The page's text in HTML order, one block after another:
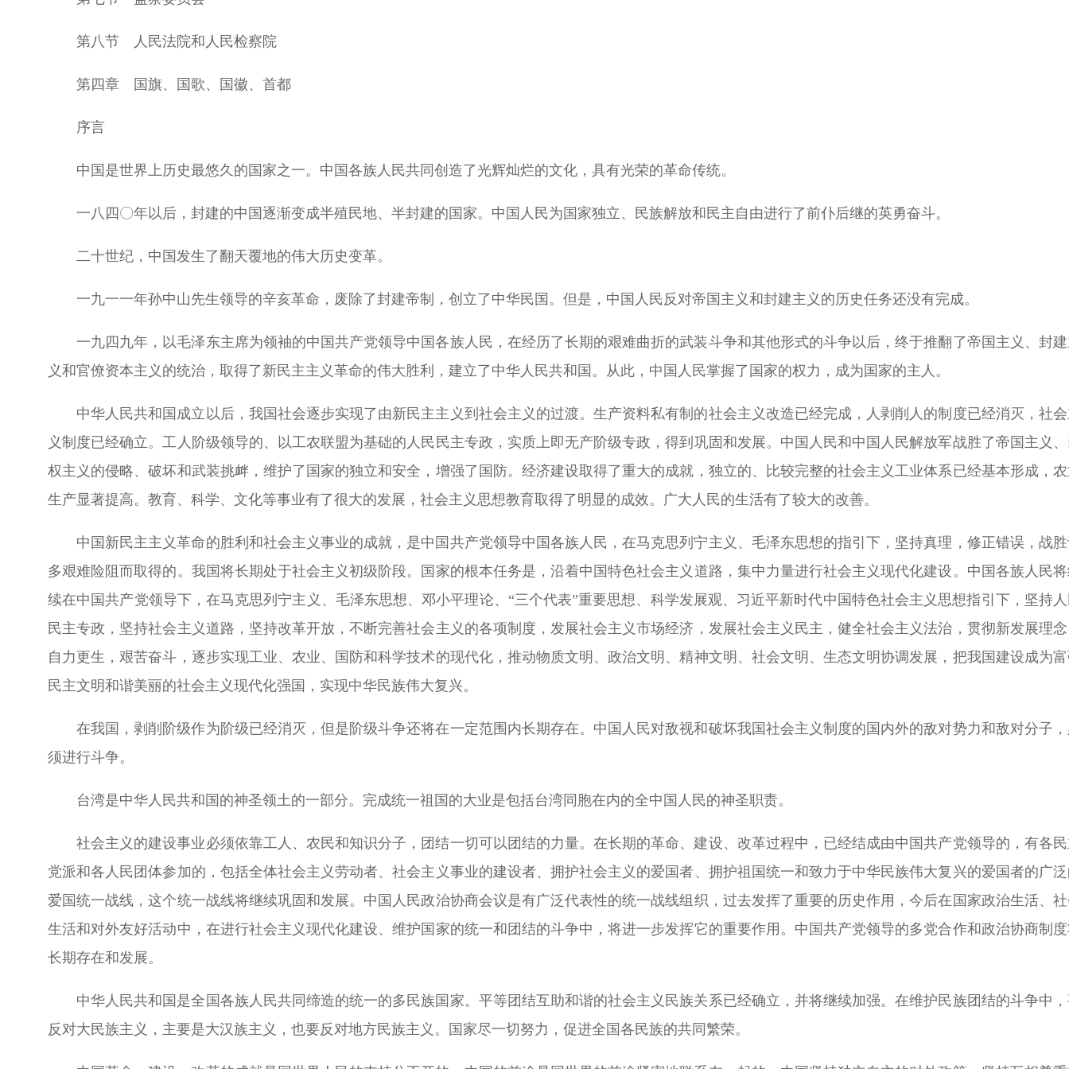
第八节 人民法院和人民检察院
第四章 国旗、国歌、国徽、首都
序言
中国是世界上历史最悠久的国家之一。中国各族人民共同创造了光辉灿烂的文化，具有光荣的革命传统。
一八四〇年以后，封建的中国逐渐变成半殖民地、半封建的国家。中国人民为国家独立、民族解放和民主自由进行了前仆后继的英勇奋斗。
二十世纪，中国发生了翻天覆地的伟大历史变革。
一九一一年孙中山先生领导的辛亥革命，废除了封建帝制，创立了中华民国。但是，中国人民反对帝国主义和封建主义的历史任务还没有完成。
一九四九年，以毛泽东主席为领袖的中国共产党领导中国各族人民，在经历了长期的艰难曲折的武装斗争和其他形式的斗争以后，终于推翻了帝国主义、封
义和官僚资本主义的统治，取得了新民主主义革命的伟大胜利，建立了中华人民共和国。从此，中国人民掌握了国家的权力，成为国家的主人。
中华人民共和国成立以后，我国社会逐步实现了由新民主主义到社会主义的过渡。生产资料私有制的社会主义改造已经完成，人剥削人的制度已经消灭，社
义制度已经确立。工人阶级领导的、以工农联盟为基础的人民民主专政，实质上即无产阶级专政，得到巩固和发展。中国人民和中国人民解放军战胜了帝国主义
权主义的侵略、破坏和武装挑衅，维护了国家的独立和安全，增强了国防。经济建设取得了重大的成就，独立的、比较完整的社会主义工业体系已经基本形成，
生产显著提高。教育、科学、文化等事业有了很大的发展，社会主义思想教育取得了明显的成效。广大人民的生活有了较大的改善。
中国新民主主义革命的胜利和社会主义事业的成就，是中国共产党领导中国各族人民，在马克思列宁主义、毛泽东思想的指引下，坚持真理，修正错误，战
多艰难险阻而取得的。我国将长期处于社会主义初级阶段。国家的根本任务是，沿着中国特色社会主义道路，集中力量进行社会主义现代化建设。中国各族人民
续在中国共产党领导下，在马克思列宁主义、毛泽东思想、邓小平理论、“三个代表”重要思想、科学发展观、习近平新时代中国特色社会主义思想指引下，坚持
民主专政，坚持社会主义道路，坚持改革开放，不断完善社会主义的各项制度，发展社会主义市场经济，发展社会主义民主，健全社会主义法治，贯彻新发展理
自力更生，艰苦奋斗，逐步实现工业、农业、国防和科学技术的现代化，推动物质文明、政治文明、精神文明、社会文明、生态文明协调发展，把我国建设成为
民主文明和谐美丽的社会主义现代化强国，实现中华民族伟大复兴。
在我国，剥削阶级作为阶级已经消灭，但是阶级斗争还将在一定范围内长期存在。中国人民对敌视和破坏我国社会主义制度的国内外的敌对势力和敌对分子
须进行斗争。
台湾是中华人民共和国的神圣领土的一部分。完成统一祖国的大业是包括台湾同胞在内的全中国人民的神圣职责。
社会主义的建设事业必须依靠工人、农民和知识分子，团结一切可以团结的力量。在长期的革命、建设、改革过程中，已经结成由中国共产党领导的，有各
党派和各人民团体参加的，包括全体社会主义劳动者、社会主义事业的建设者、拥护社会主义的爱国者、拥护祖国统一和致力于中华民族伟大复兴的爱国者的广
爱国统一战线，这个统一战线将继续巩固和发展。中国人民政治协商会议是有广泛代表性的统一战线组织，过去发挥了重要的历史作用，今后在国家政治生活、
生活和对外友好活动中，在进行社会主义现代化建设、维护国家的统一和团结的斗争中，将进一步发挥它的重要作用。中国共产党领导的多党合作和政治协商制
长期存在和发展。
中华人民共和国是全国各族人民共同缔造的统一的多民族国家。平等团结互助和谐的社会主义民族关系已经确立，并将继续加强。在维护民族团结的斗争中
反对大民族主义，主要是大汉族主义，也要反对地方民族主义。国家尽一切努力，促进全国各民族的共同繁荣。